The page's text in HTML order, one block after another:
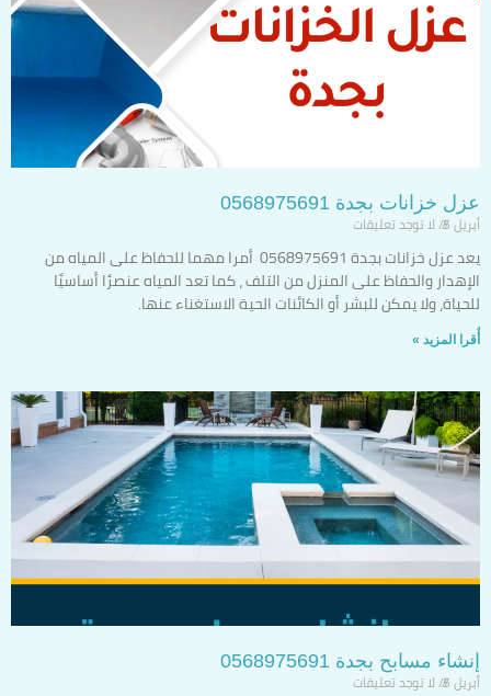
عزل خزانات بجدة 0568975691
أبريل 5 لا توجد تعليقات
يعد عزل خزانات بجدة 0568975691 أمرا مهما للحفاظ على المياه من
الإهدار والحفاظ على المنزل من التلف ، كما تعد المياه عنصرًا أساسيًا
للحياة، ولا يمكن للبشر أو الكائنات الحية الاستغناء عنها.
أٌقرا المزيد »
إنشاء مسابح بجدة 0568975691
أبريل 5 لا توجد تعليقات